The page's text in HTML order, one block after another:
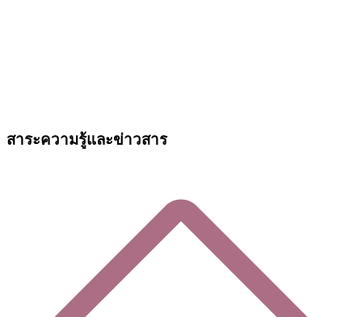
สาระความรู้และข่าวสาร